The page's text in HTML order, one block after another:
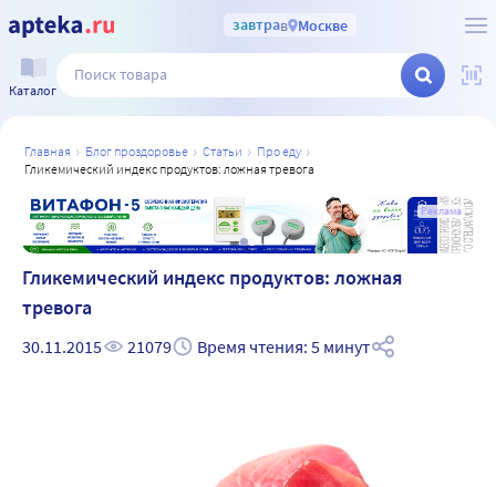
завтрав Москве
Каталог
главная блог проздоровье статьи
про еду
гликемический индекс продуктов: ложная тревога
Реклама
Гликемический индекс продуктов: ложная
тревога
30.11.2015 21079 Время чтения: 5 минут